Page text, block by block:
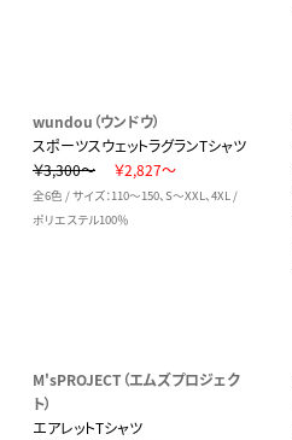
wundou（ウンドウ）
スポーツスウェットラグランTシャツ
￥3,300～
￥2,827～
全6色 / サイズ：110～150、S～XXL、4XL /
ポリエステル100％
M'sPROJECT（エムズプロジェク
ト）
エアレットTシャツ